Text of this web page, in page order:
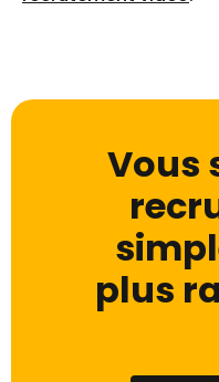
Vous
plus